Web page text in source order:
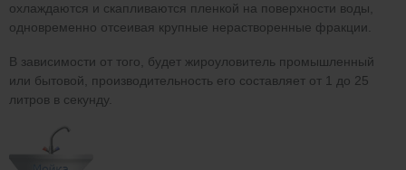
охлаждаются и скапливаются пленкой на поверхности воды,
одновременно отсеивая крупные нерастворенные фракции.
В зависимости от того, будет жироуловитель промышленный
или бытовой, производительность его составляет от 1 до 25
литров в секунду.